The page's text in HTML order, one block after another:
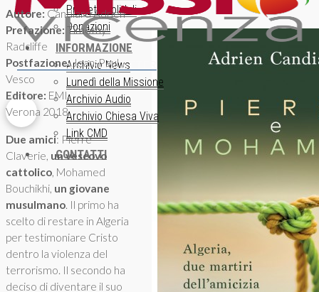
Progetti solidali
Donazioni
INFORMAZIONE
Archivio News
Lunedì della Missione
Archivio Audio
Archivio Chiesa Viva
Link CMD
CONTATTI
ISCRIZIONE NEWSLETTER
Autore: Candiard Adrien
Prefazione: Timothy
Radcliffe
Postfazione:Jean-Paul
Vesco
Editore: EMI,
Verona 2018
Due amici: Pierre
Claverie, un vescovo
cattolico , Mohamed
Bouchikhi, un giovane
musulmano . Il primo ha
scelto di restare in Algeria
per testimoniare Cristo
dentro la violenza del
terrorismo. Il secondo ha
deciso di diventare il suo